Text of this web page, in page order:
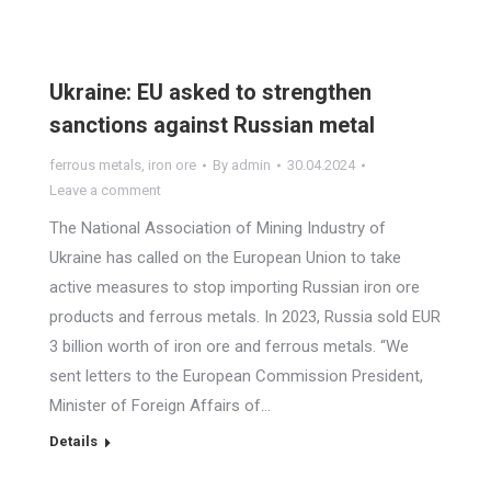
Ukraine: EU asked to strengthen
sanctions against Russian metal
ferrous metals, iron ore By admin
30.04.2024
Leave a comment
The National Association of Mining Industry of
Ukraine has called on the European Union to take
active measures to stop importing Russian iron ore
products and ferrous metals. In 2023, Russia sold EUR
3 billion worth of iron ore and ferrous metals. “We
sent letters to the European Commission President,
Minister of Foreign Affairs of…
Details